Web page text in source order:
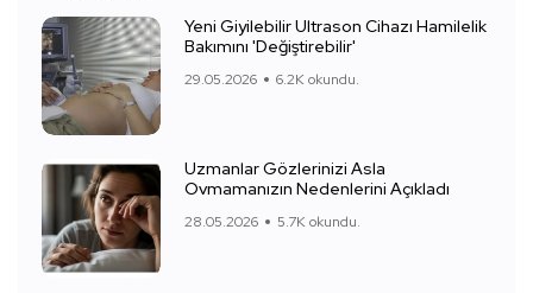
Yeni Giyilebilir Ultrason Cihazı Hamilelik
Bakımını 'Değiştirebilir'
29.05.2026 6.2K okundu.
Uzmanlar Gözlerinizi Asla
Ovmamanızın Nedenlerini Açıkladı
28.05.2026 5.7K okundu.